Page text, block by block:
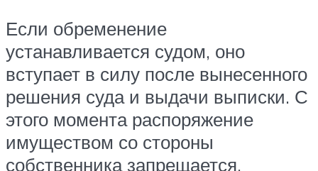
Если обременение
устанавливается судом, оно
вступает в силу после вынесенного
решения суда и выдачи выписки. С
этого момента распоряжение
имуществом со стороны
собственника запрещается.